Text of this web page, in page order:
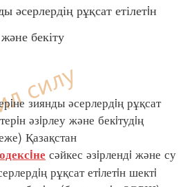
әсерлердің рұқсат етілетiн
бекіту
зиянды әсерлердiң рұқсат
әзiрлеу және бекiтудiң
Қазақстан
сәйкес әзiрлендi және су
рұқсат етiлетiн шектi